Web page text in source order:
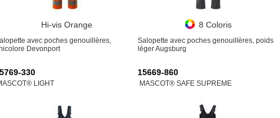
Hi-vis Orange
avec poches genouillères,
Devonport
8 Coloris
Salopette avec poches genouillères, poids
léger Augsburg
330
LIGHT
15669-860
MASCOT® SAFE SUPREME